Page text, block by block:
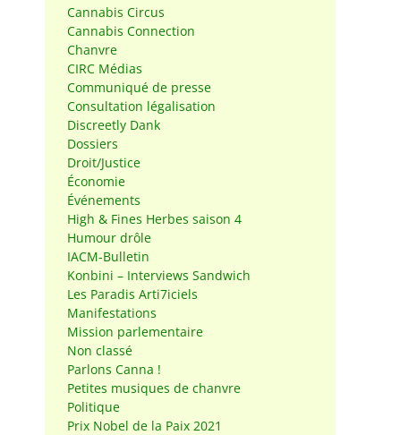
Cannabis Circus
Cannabis Connection
Chanvre
CIRC Médias
Communiqué de presse
Consultation légalisation
Discreetly Dank
Dossiers
Droit/Justice
Économie
Événements
High & Fines Herbes saison 4
Humour drôle
IACM-Bulletin
Konbini – Interviews Sandwich
Les Paradis Arti7iciels
Manifestations
Mission parlementaire
Non classé
Parlons Canna !
Petites musiques de chanvre
Politique
Prix Nobel de la Paix 2021